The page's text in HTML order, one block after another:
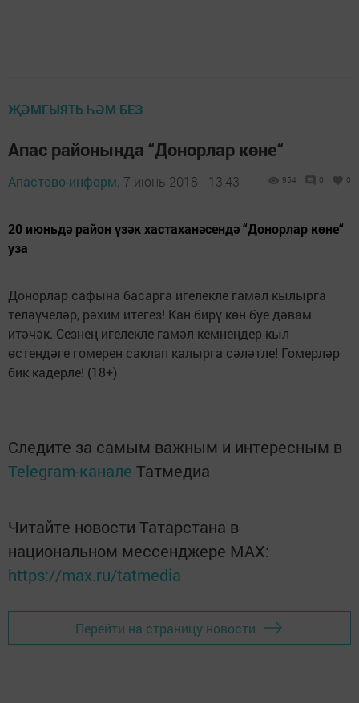
ҖӘМГЫЯТЬ ҺӘМ БЕЗ
Апас районында “Донорлар көне“
Апастово-информ, 7 июнь 2018 - 13:43 954 0 0
20 июньдә район үзәк хастаханәсендә “Донорлар көне“
уза
Донорлар сафына басарга игелекле гамәл кылырга
теләүчеләр, рәхим итегез! Кан бирү көн буе дәвам
итәчәк. Сезнең игелекле гамәл кемнеңдер кыл
өстендәге гомерен саклап калырга сәләтле! Гомерләр
бик кадерле! (18+)
Следите за самым важным и интересным в
Telegram-канале Татмедиа
Читайте новости Татарстана в
национальном мессенджере MАХ:
https://max.ru/tatmedia
Перейти на страницу новости